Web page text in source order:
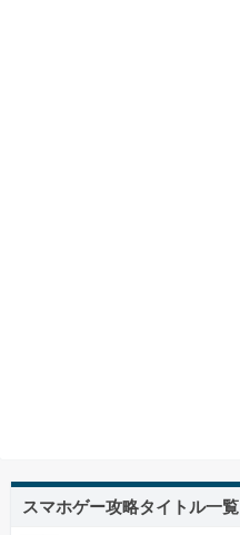
スマホゲー攻略タイトル一覧